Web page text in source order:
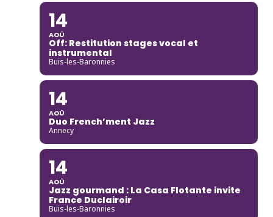
14
AOÛ
Off: Restitution stages vocal et
instrumental
Buis-les-Baronnies
14
AOÛ
Duo French’ment Jazz
Annecy
14
AOÛ
Jazz gourmand : La Casa Flotante invite
France Duclairoir
Buis-les-Baronnies